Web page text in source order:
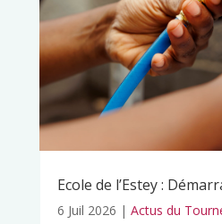
Ecole de l’Estey :
6 Juil 2026 | Actus du